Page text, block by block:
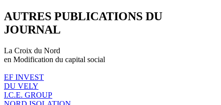
AUTRES PUBLICATIONS DU
JOURNAL
La Croix du Nord
en Modification du capital social
EF INVEST
DU VELY
I.C.E. GROUP